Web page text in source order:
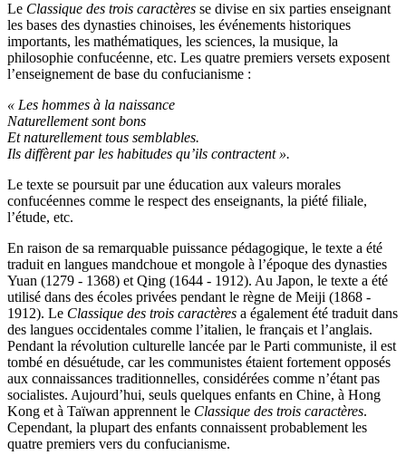
Le Classique des trois caractères se divise en six parties enseignant
les bases des dynasties chinoises, les événements historiques
importants, les mathématiques, les sciences, la musique, la
philosophie confucéenne, etc. Les quatre premiers versets exposent
l’enseignement de base du confucianisme :
« Les hommes à la naissance
Naturellement sont bons
Et naturellement tous semblables.
Ils diffèrent par les habitudes qu’ils contractent ».
Le texte se poursuit par une éducation aux valeurs morales
confucéennes comme le respect des enseignants, la piété filiale,
l’étude, etc.
En raison de sa remarquable puissance pédagogique, le texte a été
traduit en langues mandchoue et mongole à l’époque des dynasties
Yuan (1279 - 1368) et Qing (1644 - 1912). Au Japon, le texte a été
utilisé dans des écoles privées pendant le règne de Meiji (1868 -
1912). Le Classique des trois caractères a également été traduit dans
des langues occidentales comme l’italien, le français et l’anglais.
Pendant la révolution culturelle lancée par le Parti communiste, il est
tombé en désuétude, car les communistes étaient fortement opposés
aux connaissances traditionnelles, considérées comme n’étant pas
socialistes. Aujourd’hui, seuls quelques enfants en Chine, à Hong
Kong et à Taïwan apprennent le Classique des trois caractères.
Cependant, la plupart des enfants connaissent probablement les
quatre premiers vers du confucianisme.